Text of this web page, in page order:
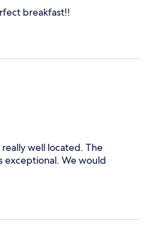
breakfast!!
well located. The
exceptional. We would